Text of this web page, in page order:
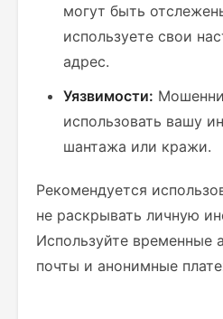
могут быть
используете свои
адрес.
Уязвимости:
использовать вашу
шантажа или кражи.
Рекомендуется
не раскрывать личную
Используйте временные
почты и анонимные